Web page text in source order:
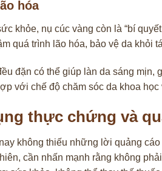
hóa
khỏe, nụ cúc vàng còn là “bí
quá trình lão hóa, bảo vệ da khỏi
đặn có thể giúp làn da sáng
với chế độ chăm sóc da khoa
thực chứng và
không thiếu những lời quảng
cần nhấn mạnh rằng không